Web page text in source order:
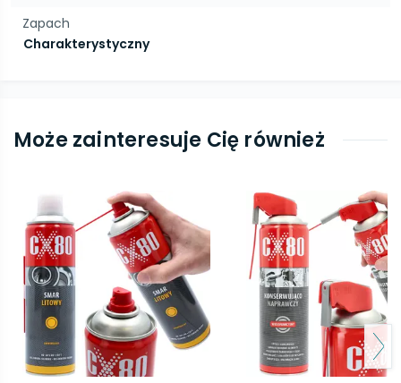
Zapach
Charakterystyczny
Może zainteresuje Cię również